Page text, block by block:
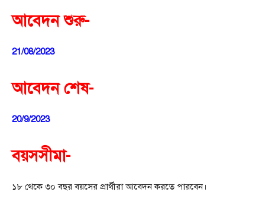
আবেদন শুরু-
21/08/2023
আবেদন শেষ-
20/9/2023
বয়সসীমা-
১৮ থেকে ৩০ বছর বয়সের প্রার্থীরা আবেদন করতে পারবেন।